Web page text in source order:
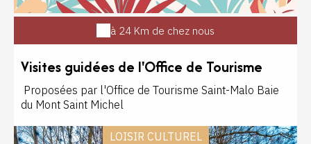
à 24 Km de chez nous
Visites guidées de l'Office de Tourisme
Proposées par l'Office de Tourisme Saint-Malo Baie
du Mont Saint Michel
LOISIR CULTUREL